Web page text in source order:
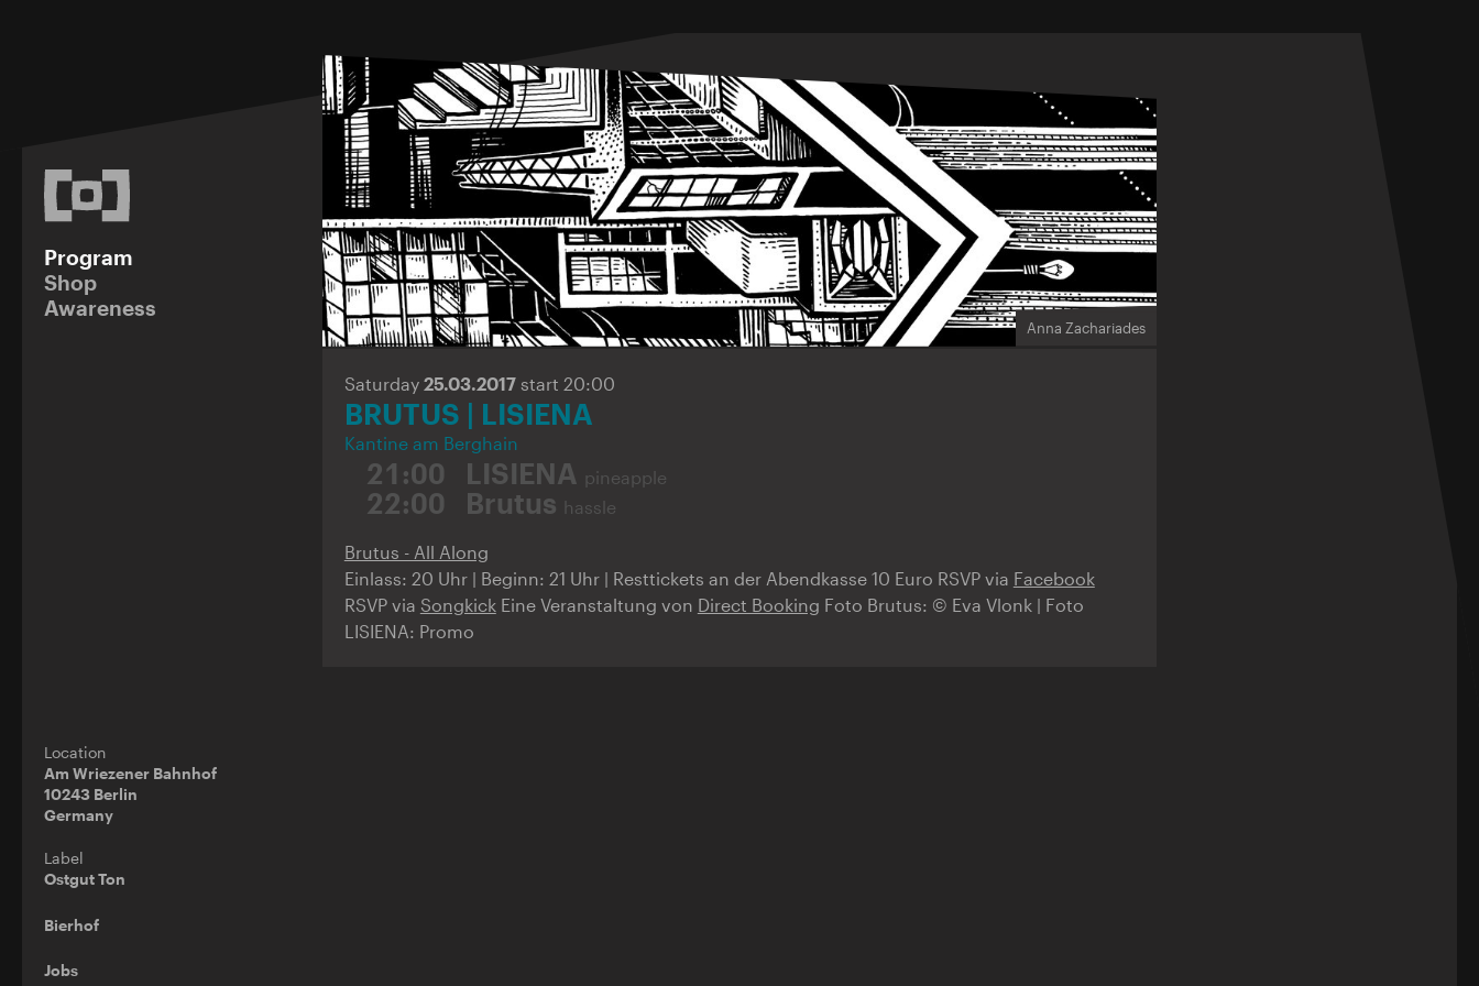
Program
Shop
Awareness
Location
Am Wriezener Bahnhof
10243 Berlin
Germany
Label
Ostgut Ton
Bierhof
Jobs
Anna Zachariades
Saturday 25.03.2017 start 20:00
BRUTUS | LISIENA
Kantine am Berghain
21:00 LISIENA pineapple
22:00 Brutus hassle
Brutus - All Along
Einlass: 20 Uhr | Beginn: 21 Uhr | Resttickets an der Abendkasse 10 Euro RSVP via Facebook
RSVP via SongkickEine Veranstaltung von Direct Booking Foto Brutus: © Eva Vlonk | Foto
LISIENA: Promo